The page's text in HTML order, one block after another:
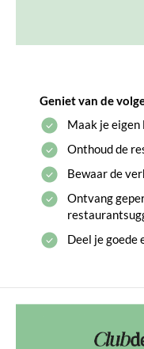
Geniet van de
Maak je
Onthoud de
Bewaar de
Ontvang
Deel je goede